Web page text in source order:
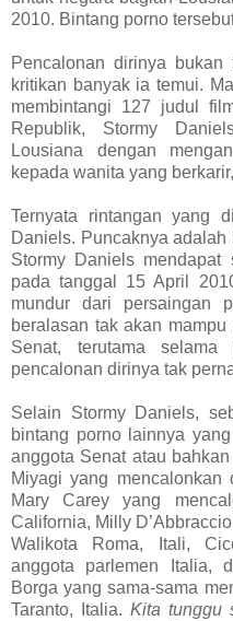
2010. Bintang porno
Pencalonan dirinya
kritikan banyak ia temui.
membintangi 127 judul
Republik, Stormy
Lousiana dengan
kepada wanita yang
Ternyata rintangan yang
Daniels. Puncaknya
Stormy Daniels mendapat
pada tanggal 15 April
mundur dari persaingan
beralasan tak akan
Senat, terutama selama
pencalonan dirinya tak
Selain Stormy Daniels,
bintang porno lainnya
anggota Senat atau
Miyagi yang mencalonkan
Mary Carey yang
California, Milly
Walikota Roma, Itali,
anggota parlemen Italia,
Borga yang sama-sama
Taranto, Italia. Kita tunggu